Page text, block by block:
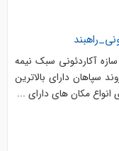
آکاردئونی دستی در 3 مدل سازه آکاردئونی سبک نیمه
سپاهان دارای بالاترین
مکان های دارای ...